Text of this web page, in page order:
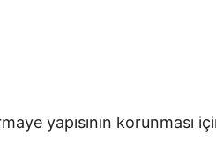
yapısının korunması